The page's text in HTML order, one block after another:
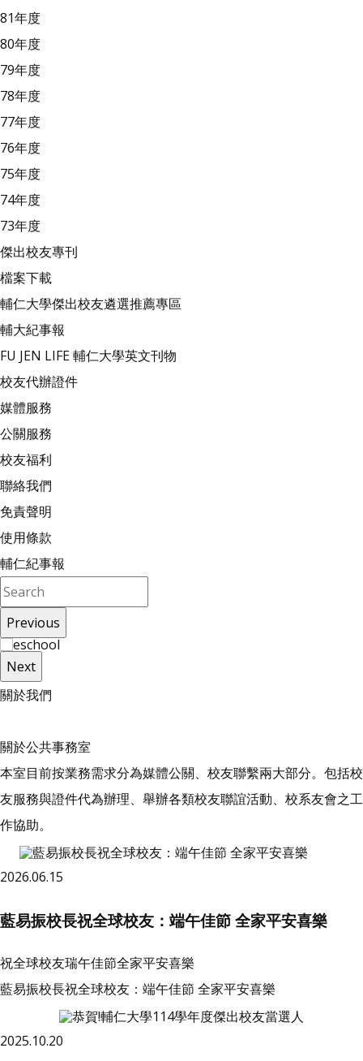
81年度
80年度
79年度
78年度
77年度
76年度
75年度
74年度
73年度
傑出校友專刊
檔案下載
輔仁大學傑出校友遴選推薦專區
輔大紀事報
FU JEN LIFE 輔仁大學英文刊物
校友代辦證件
媒體服務
公關服務
校友福利
聯絡我們
免責聲明
使用條款
輔仁紀事報
Previous
Next
關於我們
關於公共事務室
本室目前按業務需求分為媒體公關、校友聯繫兩大部分。包括校
友服務與證件代為辦理、舉辦各類校友聯誼活動、校系友會之工
作協助。
2026.06.15
藍易振校長祝全球校友：端午佳節 全家平安喜樂
祝全球校友瑞午佳節全家平安喜樂
藍易振校長祝全球校友：端午佳節 全家平安喜樂
2025.10.20